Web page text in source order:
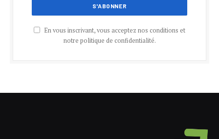
En vous inscrivant, vous acceptez nos conditions et
notre politique de confidentialité.